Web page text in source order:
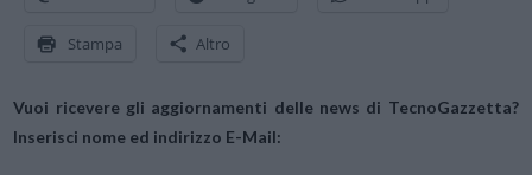
Stampa Altro
Vuoi ricevere gli aggiornamenti delle news di TecnoGazzetta?
Inserisci nome ed indirizzo E-Mail: